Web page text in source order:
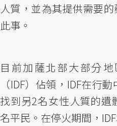
人質，並為其提供需要
此事。
目前加薩北部大部分
（IDF）佔領，IDF在行
找到另2名女性人質的
名平民。在停火期間，